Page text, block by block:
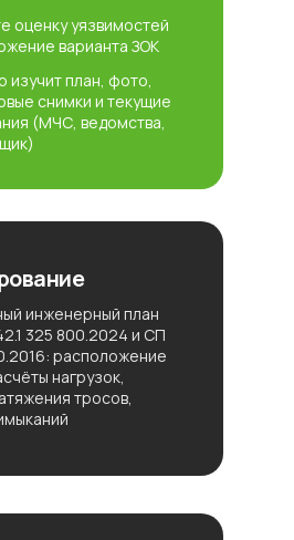
инженерный план
325 800.2024 и СП
расположение
нагрузок,
тросов,
оценку уязвимостей
варианта ЗОК
изучит план, фото,
снимки и текущие
(МЧС, ведомства,